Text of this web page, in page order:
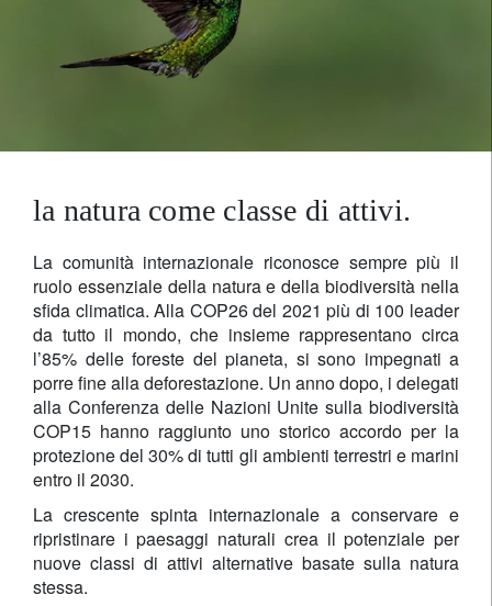
la natura come classe di attivi.
La comunità internazionale riconosce sempre più il
ruolo essenziale della natura e della biodiversità nella
sfida climatica. Alla COP26 del 2021 più di 100 leader
da tutto il mondo, che insieme rappresentano circa
l’85% delle foreste del pianeta, si sono impegnati a
porre fine alla deforestazione. Un anno dopo, i delegati
alla Conferenza delle Nazioni Unite sulla biodiversità
COP15 hanno raggiunto uno storico accordo per la
protezione del 30% di tutti gli ambienti terrestri e marini
entro il 2030.
La crescente spinta internazionale a conservare e
ripristinare i paesaggi naturali crea il potenziale per
nuove classi di attivi alternative basate sulla natura
stessa.